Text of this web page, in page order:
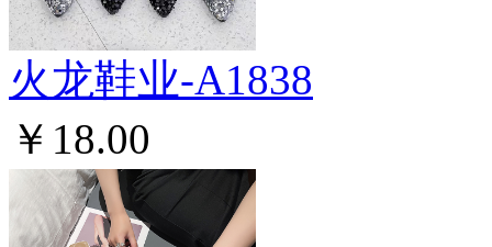
火龙鞋业-A1838
￥18.00